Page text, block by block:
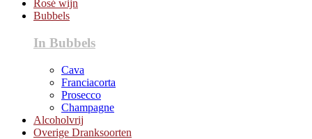
Rosé wijn
Bubbels
In Bubbels
Cava
Franciacorta
Prosecco
Champagne
Alcoholvrij
Overige Dranksoorten